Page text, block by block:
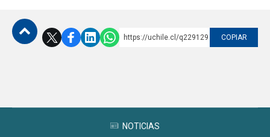
https://uchile.cl/q229129 COPIAR
NOTICIAS